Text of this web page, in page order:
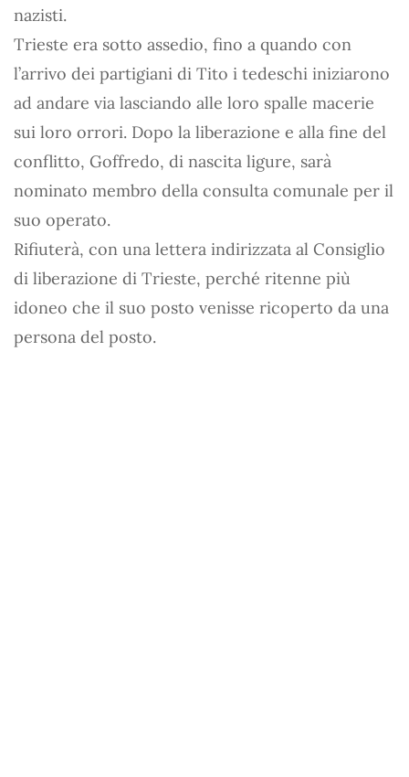
nazisti.
Trieste era sotto assedio, fino a quando con
l’arrivo dei partigiani di Tito i tedeschi iniziarono
ad andare via lasciando alle loro spalle macerie
sui loro orrori. Dopo la liberazione e alla fine del
conflitto, Goffredo, di nascita ligure, sarà
nominato membro della consulta comunale per il
suo operato.
Rifiuterà, con una lettera indirizzata al Consiglio
di liberazione di Trieste, perché ritenne più
idoneo che il suo posto venisse ricoperto da una
persona del posto.